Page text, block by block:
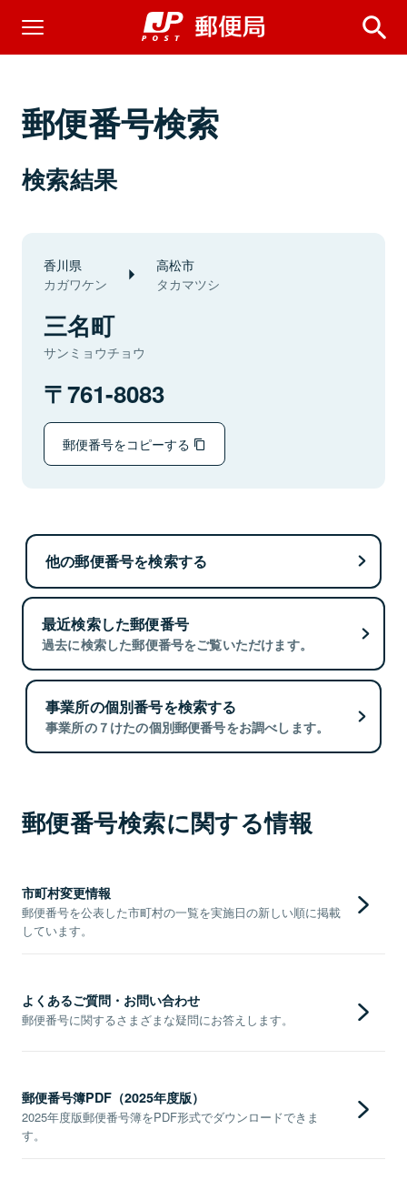
郵便番号検索
検索結果
香川県
カガワケン
高松市
タカマツシ
三名町
サンミョウチョウ
761-8083
郵便番号をコピーする
他の郵便番号を検索する
最近検索した郵便番号
過去に検索した郵便番号をご覧いただけます。
事業所の個別番号を検索する
事業所の７けたの個別郵便番号をお調べします。
郵便番号検索に関する情報
市町村変更情報
郵便番号を公表した市町村の一覧を実施日の新しい順に掲載
しています。
よくあるご質問・お問い合わせ
郵便番号に関するさまざまな疑問にお答えします。
郵便番号簿PDF（2025年度版）
2025年度版郵便番号簿をPDF形式でダウンロードできま
す。